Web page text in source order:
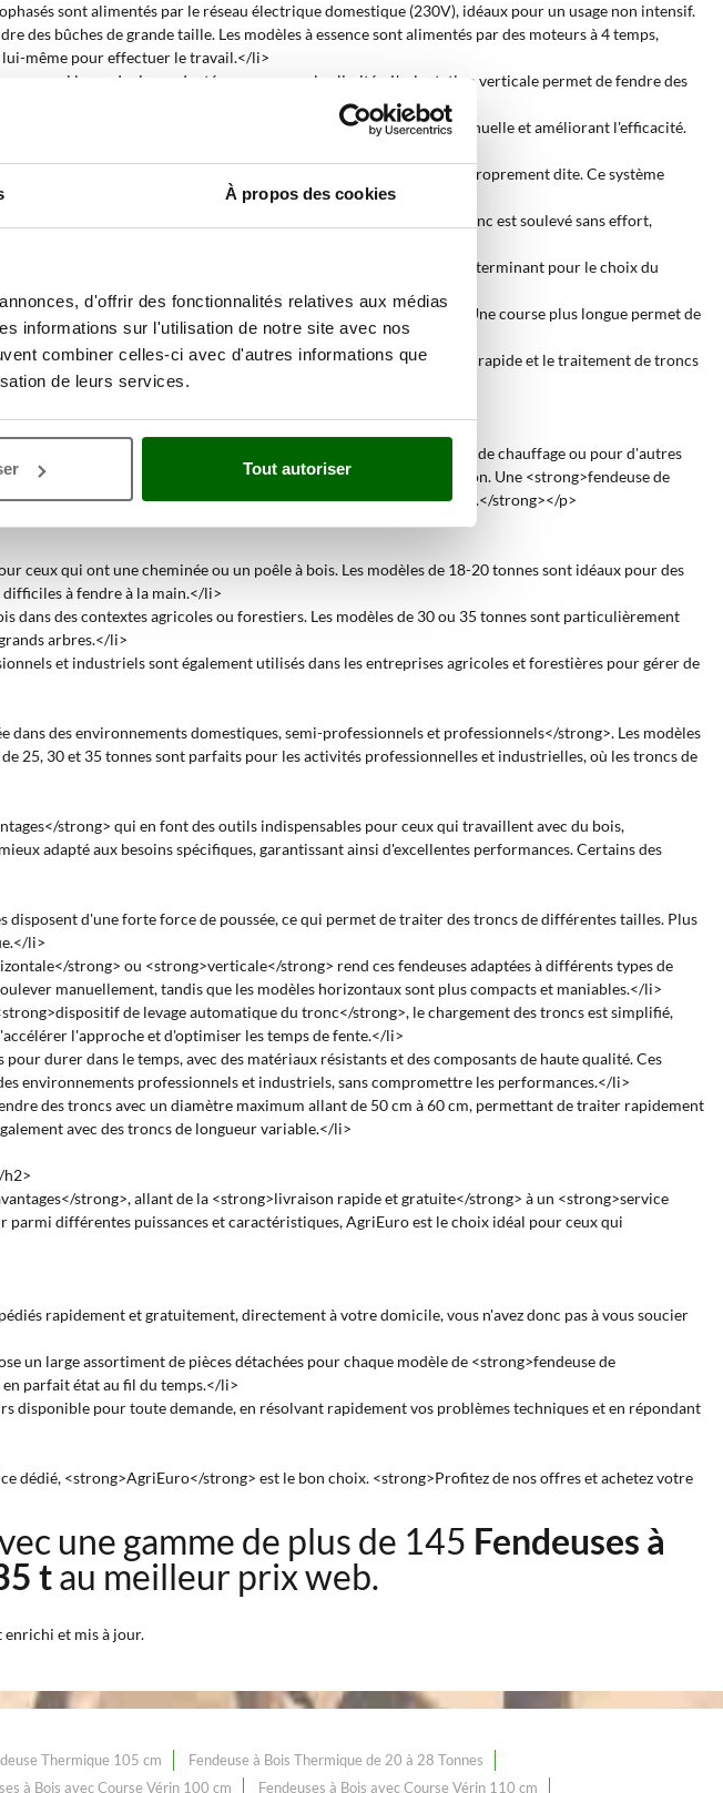
À propos des cookies
d'offrir des fonctionnalités relatives aux médias
informations sur l'utilisation de notre site avec nos
combiner celles-ci avec d'autres informations que
de leurs services.
Tout autoriser
sont alimentés par le réseau électrique domestique (230V), idéaux pour un usage non intensif.
des bûches de grande taille. Les modèles à essence sont alimentés par des moteurs à 4 temps,
même pour effectuer le travail.</li>
ce qui le rend mieux adapté aux espaces plus limités. L'orientation verticale permet de fendre des
des troncs.</li>
le tronc, réduisant au minimum l'intervention manuelle et améliorant l'efficacité.
pour l'approche du tronc et une vitesse réduite pour la fente proprement dite. Ce système
sur la fendeuse. Par un simple mouvement hydraulique, le tronc est soulevé sans effort,
de 30 cm à 50 cm. La taille du tronc à fendre est un facteur déterminant pour le choix du
allant de 66 cm à 121 cm pour les modèles les plus grands. Une course plus longue permet de
le modèle. Une puissance plus élevée permet une opération plus rapide et le traitement de troncs
facilitant ainsi le processus de <strong>préparation du bois de chauffage ou pour d'autres
le travail manuel et augmentant la vitesse d'exécution. Une <strong>fendeuse de
doit être préparé rapidement et avec un minimum d'effort physique.</strong></p>
qui ont une cheminée ou un poêle à bois. Les modèles de 18-20 tonnes sont idéaux pour des
à fendre à la main.</li>
des contextes agricoles ou forestiers. Les modèles de 30 ou 35 tonnes sont particulièrement
arbres.</li>
et industriels sont également utilisés dans les entreprises agricoles et forestières pour gérer de
des environnements domestiques, semi-professionnels et professionnels</strong>. Les modèles
25, 30 et 35 tonnes sont parfaits pour les activités professionnelles et industrielles, où les troncs de
strong> qui en font des outils indispensables pour ceux qui travaillent avec du bois,
adapté aux besoins spécifiques, garantissant ainsi d'excellentes performances. Certains des
disposent d'une forte force de poussée, ce qui permet de traiter des troncs de différentes tailles. Plus
li>
strong> ou <strong>verticale</strong> rend ces fendeuses adaptées à différents types de
manuellement, tandis que les modèles horizontaux sont plus compacts et maniables.</li>
de levage automatique du tronc</strong>, le chargement des troncs est simplifié,
l'approche et d'optimiser les temps de fente.</li>
durer dans le temps, avec des matériaux résistants et des composants de haute qualité. Ces
environnements professionnels et industriels, sans compromettre les performances.</li>
des troncs avec un diamètre maximum allant de 50 cm à 60 cm, permettant de traiter rapidement
avec des troncs de longueur variable.</li>
h2>
strong>, allant de la <strong>livraison rapide et gratuite</strong> à un <strong>service
différentes puissances et caractéristiques, AgriEuro est le choix idéal pour ceux qui
rapidement et gratuitement, directement à votre domicile, vous n'avez donc pas à vous soucier
un large assortiment de pièces détachées pour chaque modèle de <strong>fendeuse de
parfait état au fil du temps.</li>
disponible pour toute demande, en résolvant rapidement vos problèmes techniques et en répondant
dédié, <strong>AgriEuro</strong> est le bon choix. <strong>Profitez de nos offres et achetez votre
une gamme de plus de 145 Fendeuses à
tau meilleur prix web.
enrichi et mis à jour.
Thermique 105 cm
Fendeuse à Bois Thermique de 20 à 28 Tonnes
à Bois avec Course Vérin 100 cm Fendeuses à Bois avec Course Vérin 110 cm